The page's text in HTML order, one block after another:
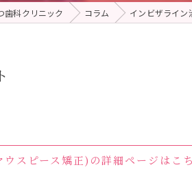
歯科クリニック コラム インビザライン
スピース矯正)の詳細ページはこ